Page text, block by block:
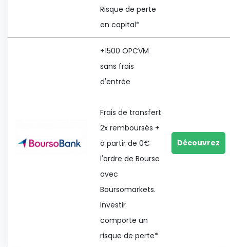
Risque de perte
en capital*
+1500 OPCVM
sans frais
d'entrée
Frais de transfert
2x remboursés +
à partir de 0€
l'ordre de Bourse
avec
Boursomarkets.
Investir
comporte un
risque de perte*
Découvrez